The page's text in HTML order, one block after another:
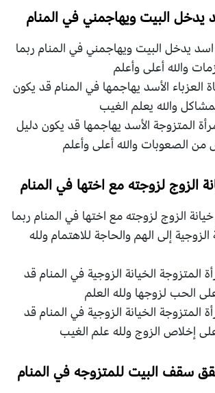
البيت ويهاجمني في المنام
يدخل البيت ويهاجمني في المنام ربما
والله أعلى وأعلم
العزباء الأسد يهاجمها في المنام قد يكون
والله يعلم الغيب
المتزوجة الأسد يهاجمها قد يكون دليل
الصعوبات والله أعلى وأعلم
الزوج لزوجته مع اختها في المنام
الزوج لزوجته مع اختها في المنام ربما
الزوجية إلى الهم والحاجة للاهتمام ولله
المتزوجة الخيانة الزوجية في المنام قد
الحب لزوجها ولله العلم
المتزوجة الخيانة الزوجية في المنام قد
إخلاص الزوج ولله علم الغيب
سقف البيت للمتزوجه في المنام